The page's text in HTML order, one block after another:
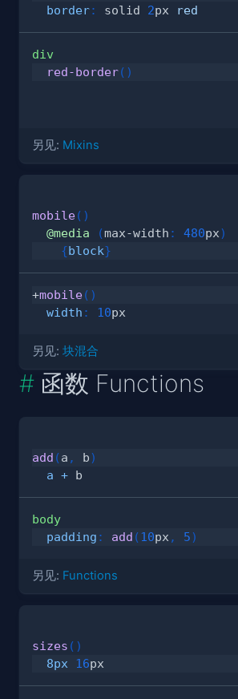
border: solid 2px red
div
red-border( )
另见: Mixins
mobile( )
@media
(max-width : 480px)
{block}
+mobile( )
width : 10px
另见: 块混合
函数 Functions
add (a , b)
a + b
body
padding : add (10px , 5)
另见: Functions
sizes ( )
8px
16px